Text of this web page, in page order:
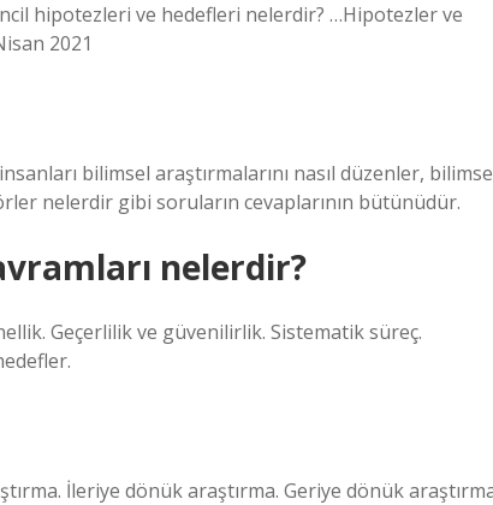
hipotezleri ve hedefleri nelerdir? …Hipotezler ve
2021
bilimsel araştırmalarını nasıl düzenler,
nelerdir gibi soruların cevaplarının bütünüdür.
nelerdir?
Geçerlilik ve güvenilirlik. Sistematik süreç.
İleriye dönük araştırma. Geriye dönük